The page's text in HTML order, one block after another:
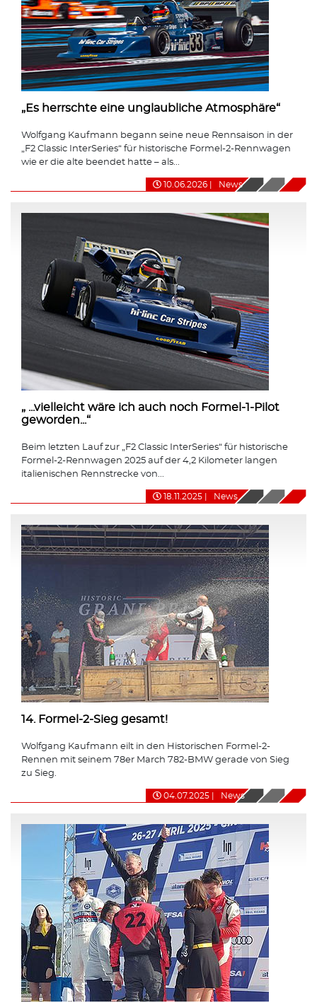
„Es herrschte eine unglaubliche Atmosphäre“
Wolfgang Kaufmann begann seine neue Rennsaison in der
„F2 Classic InterSeries“ für historische Formel-2-Rennwagen
wie er die alte beendet hatte – als...
10.06.2026 News
„ ...vielleicht wäre ich auch noch Formel-1-Pilot
geworden...“
Beim letzten Lauf zur „F2 Classic InterSeries“ für historische
Formel-2-Rennwagen 2025 auf der 4,2 Kilometer langen
italienischen Rennstrecke von...
18.11.2025 News
14. Formel-2-Sieg gesamt!
Wolfgang Kaufmann eilt in den Historischen Formel-2-
Rennen mit seinem 78er March 782-BMW gerade von Sieg
zu Sieg.
04.07.2025 News